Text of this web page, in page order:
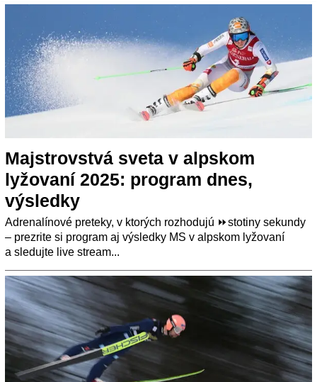
Majstrovstvá sveta v alpskom
lyžovaní 2025: program dnes,
výsledky
Adrenalínové preteky, v ktorých rozhodujú ⏩stotiny sekundy
– prezrite si program aj výsledky MS v alpskom lyžovaní
a sledujte live stream...